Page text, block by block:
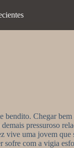
Chegar
pressuroso
uma jovem
com a vigia